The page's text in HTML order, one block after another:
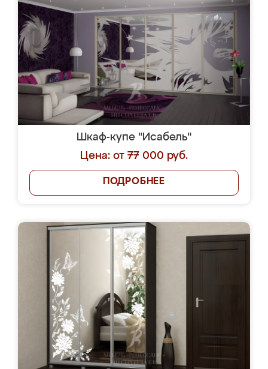
Шкаф-купе "Исабель"
Цена: от 77 000 руб.
ПОДРОБНЕЕ